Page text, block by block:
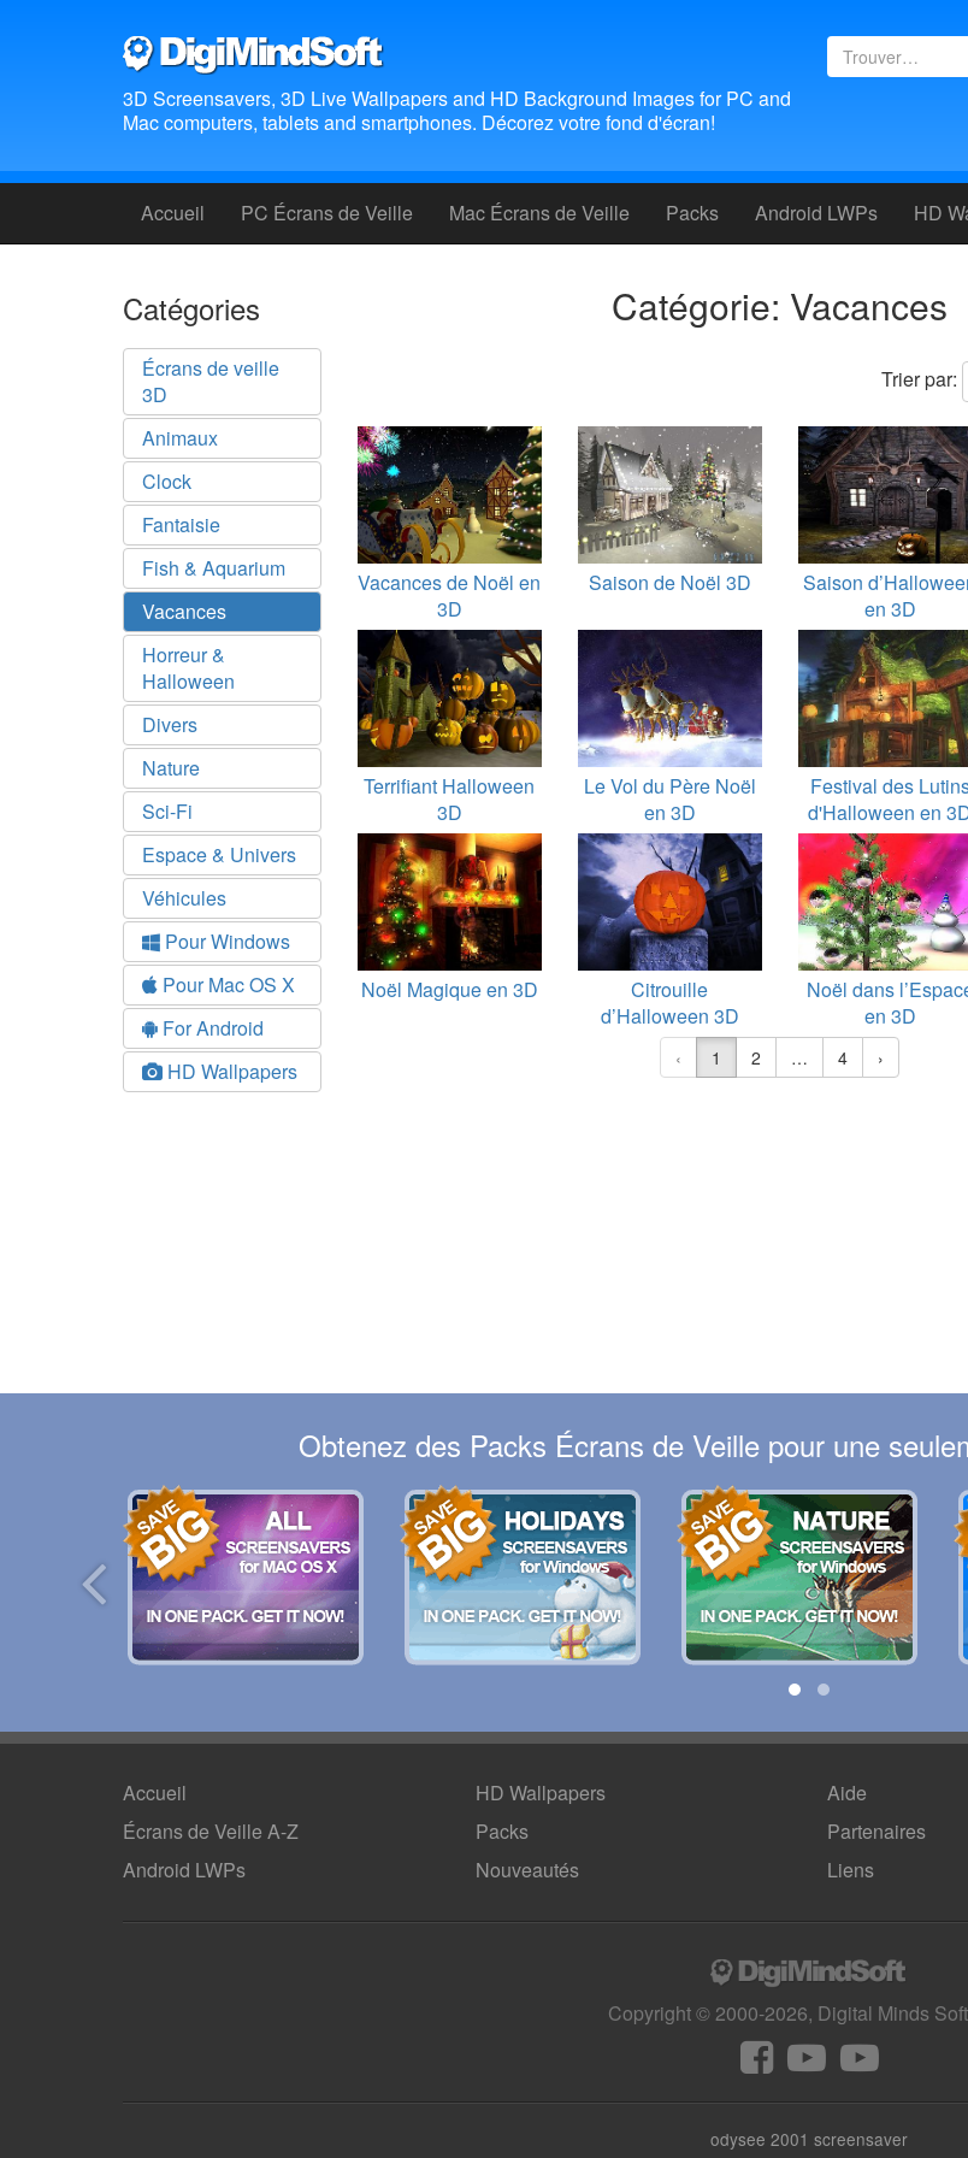
3D Screensavers, 3D Live Wallpapers and HD Background Images for PC and
Mac computers, tablets and smartphones. Décorez votre fond d'écran!
Accueil PC Écrans de Veille Mac Écrans de Veille Packs Android LWPs HD
Catégories
Écrans de veille
3D
Animaux
Clock
Fantaisie
Fish & Aquarium
Vacances
Horreur &
Halloween
Divers
Nature
Sci-Fi
Espace & Univers
Véhicules
Pour Windows
Pour Mac OS X
For Android
HD Wallpapers
Catégorie: Vacances
Trier par:
Vacances de Noël en
3D
Saison de Noël 3D
Saison
en 3D
Terrifiant Halloween
3D
Le Vol du Père Noël
en 3D
Festival des
d'Halloween en
Noël Magique en 3D
Citrouille
d’Halloween 3D
Noël dans
en 3D
‹ 1 2 … 4 ›
Obtenez des Packs Écrans de Veille pour une
Accueil
Écrans de Veille A-Z
Android LWPs
HD Wallpapers
Packs
Nouveautés
Aide
Partenaires
Liens
Copyright © 2000-2026, Digital Minds
odysee 2001 screensaver